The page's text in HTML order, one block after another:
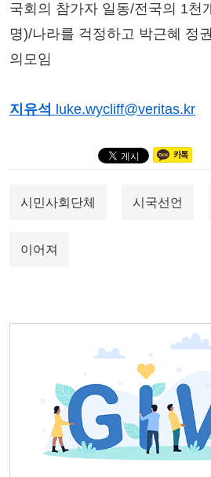
국회의 참가자 일동/전국의 1천
명)/나라를 걱정하고 박근혜 정
의모임
지유석 luke.wycliff@veritas.kr
시민사회단체 시국선언
이어져